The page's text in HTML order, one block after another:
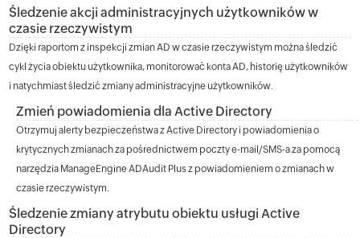
Śledzenie akcji administracyjnych użytkowników w
czasie rzeczywistym
Dzięki raportom z inspekcji zmian AD w czasie rzeczywistym można śledzić
cykl życia obiektu użytkownika, monitorować konta AD, historię użytkowników
i natychmiast śledzić zmiany administracyjne użytkowników.
Zmień powiadomienia dla Active Directory
Otrzymuj alerty bezpieczeństwa z Active Directory i powiadomienia o
krytycznych zmianach za pośrednictwem poczty e-mail/SMS-a za pomocą
narzędzia ManageEngine ADAudit Plus z powiadomieniem o zmianach w
czasie rzeczywistym.
Śledzenie zmiany atrybutu obiektu usługi Active
Directory